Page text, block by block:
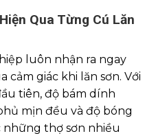
Qua Từng Cú Lăn
luôn nhận ra ngay
cảm giác khi lăn sơn. Với
tiên, độ bám dính
mịn đều và độ bóng
thợ sơn nhiều